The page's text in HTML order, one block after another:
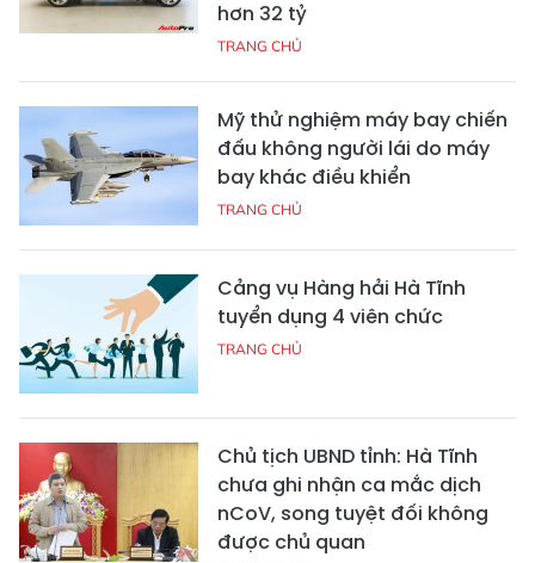
hơn 32 tỷ
TRANG CHỦ
Mỹ thử nghiệm máy bay chiến
đấu không người lái do máy
bay khác điều khiển
TRANG CHỦ
Cảng vụ Hàng hải Hà Tĩnh
tuyển dụng 4 viên chức
TRANG CHỦ
Chủ tịch UBND tỉnh: Hà Tĩnh
chưa ghi nhận ca mắc dịch
nCoV, song tuyệt đối không
được chủ quan